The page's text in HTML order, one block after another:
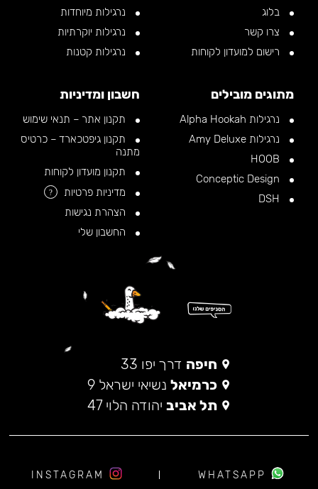
בלוג
צרו קשר
רישום למועדון לקוחות
נרגילות מיוחדות
נרגילות יוקרתיות
נרגילות קטנות
מתוגים מובילים
נרגילות Alpha Hookah
נרגילות Amy Deluxe
חשבון ומדיניות
תקנון אתר – תנאי שימוש
תקנון גיפטכארד – כרטיס
מתנה
תקנון מועדון לקוחות
מדיניות פרטיות
?
הצהרת נגישות
החשבון שלי
חיפה דרך יפו 33
כרמיאל נשיאי ישראל 9
תל אביב יהודה הלוי 47
WHATSAPP
INSTAGRAM